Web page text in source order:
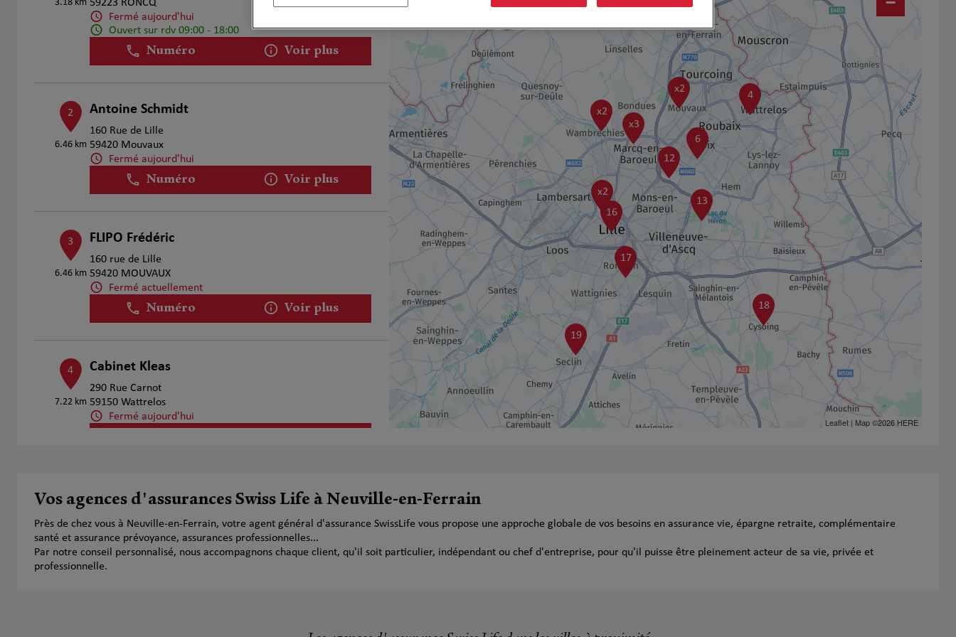
3.18 km 59223 RONCQ
Fermé aujourd'hui
Ouvert sur rdv 09:00 - 18:00
Numéro Voir plus
2
6.46 km
Antoine Schmidt
160 Rue de Lille
59420 Mouvaux
Fermé aujourd'hui
Numéro Voir plus
3
6.46 km
FLIPO Frédéric
160 rue de Lille
59420 MOUVAUX
Fermé actuellement
Numéro Voir plus
4
7.22 km
Cabinet Kleas
290 Rue Carnot
59150 Wattrelos
Fermé aujourd'hui
5
9.57 km
Nicolas PARENT
19 Allée des Charmes
59700 Marcq en Baroeul
Fermé aujourd'hui
18
19
17
4
16
x2
13
12
x2
6
x3
x2
Leaflet| Map ©2026 HERE
Vos agences d'assurances Swiss Life à Neuville-en-Ferrain
Près de chez vous à Neuville-en-Ferrain, votre agent général d'assurance SwissLife vous propose une approche globale de vos besoins en assurance vie, épargne retraite, complémentaire
santé et assurance prévoyance, assurances professionnelles...
Par notre conseil personnalisé, nous accompagnons chaque client, qu'il soit particulier, indépendant ou chef d'entreprise, pour qu'il puisse être pleinement acteur de sa vie, privée et
professionnelle.